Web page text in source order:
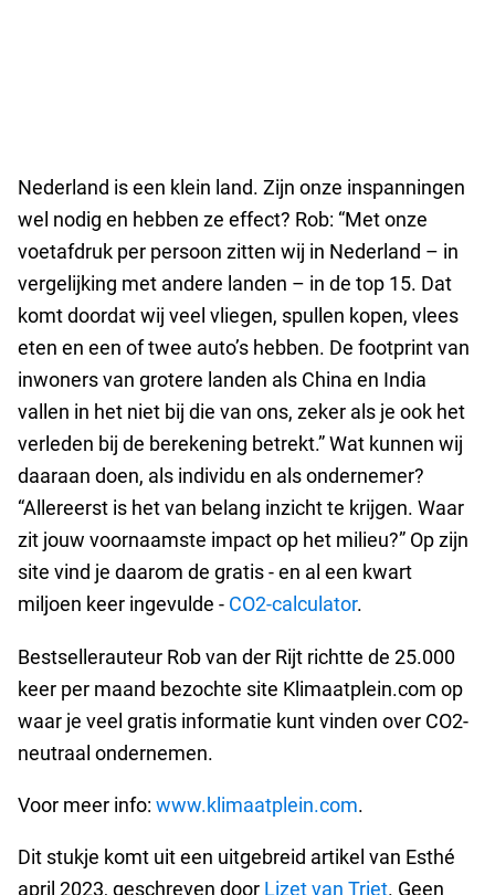
Nederland is een klein land. Zijn onze inspanningen
wel nodig en hebben ze effect? Rob: “Met onze
voetafdruk per persoon zitten wij in Nederland – in
vergelijking met andere landen – in de top 15. Dat
komt doordat wij veel vliegen, spullen kopen, vlees
eten en een of twee auto’s hebben. De footprint van
inwoners van grotere landen als China en India
vallen in het niet bij die van ons, zeker als je ook het
verleden bij de berekening betrekt.” Wat kunnen wij
daaraan doen, als individu en als ondernemer?
“Allereerst is het van belang inzicht te krijgen. Waar
zit jouw voornaamste impact op het milieu?” Op zijn
site vind je daarom de gratis - en al een kwart
miljoen keer ingevulde - CO2-calculator.
Bestsellerauteur Rob van der Rijt richtte de 25.000
keer per maand bezochte site Klimaatplein.com op
waar je veel gratis informatie kunt vinden over CO2-
neutraal ondernemen.
Voor meer info: www.klimaatplein.com.
Dit stukje komt uit een uitgebreid artikel van Esthé
april 2023, geschreven door Lizet van Triet. Geen